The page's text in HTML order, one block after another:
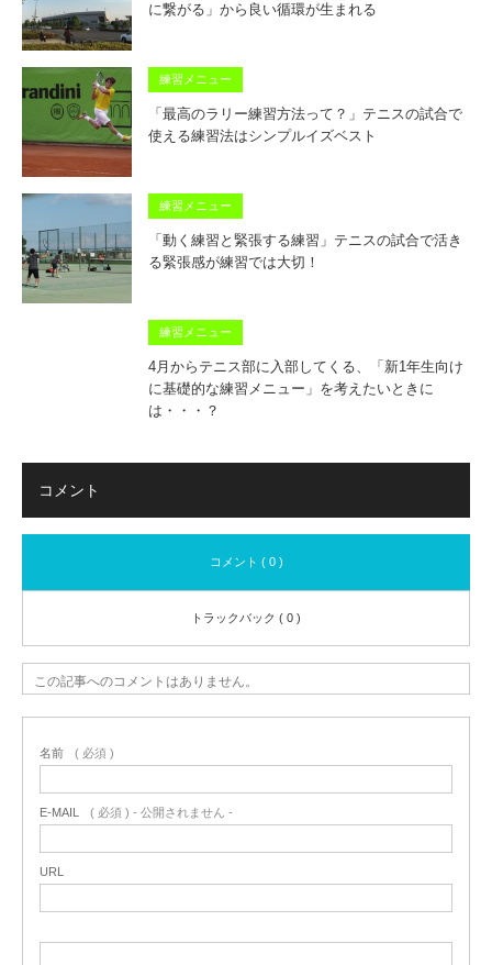
に繋がる」から良い循環が生まれる
練習メニュー
「最高のラリー練習方法って？」テニスの試合で
使える練習法はシンプルイズベスト
練習メニュー
「動く練習と緊張する練習」テニスの試合で活き
る緊張感が練習では大切！
練習メニュー
4月からテニス部に入部してくる、「新1年生向け
に基礎的な練習メニュー」を考えたいときに
は・・・？
コメント
コメント ( 0 )
トラックバック ( 0 )
この記事へのコメントはありません。
名前 ( 必須 )
E-MAIL ( 必須 ) - 公開されません -
URL